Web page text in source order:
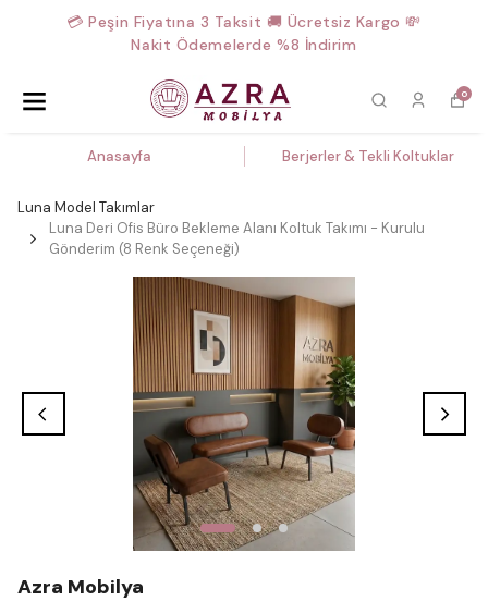
💳 Peşin Fiyatına 3 Taksit 🚚 Ücretsiz Kargo 💸
Nakit Ödemelerde %8 İndirim
0
Anasayfa Berjerler & Tekli Koltuklar
Luna Model Takımlar
Luna Deri Ofis Büro Bekleme Alanı Koltuk Takımı - Kurulu
Gönderim (8 Renk Seçeneği)
Azra Mobilya